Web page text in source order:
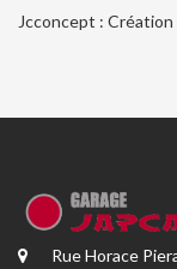
Jcconcept :
Rue Horace